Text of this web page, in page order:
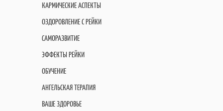
КАРМИЧЕСКИЕ АСПЕКТЫ
ОЗДОРОВЛЕНИЕ С РЕЙКИ
САМОРАЗВИТИЕ
ЭФФЕКТЫ РЕЙКИ
ОБУЧЕНИЕ
АНГЕЛЬСКАЯ ТЕРАПИЯ
ВАШЕ ЗДОРОВЬЕ